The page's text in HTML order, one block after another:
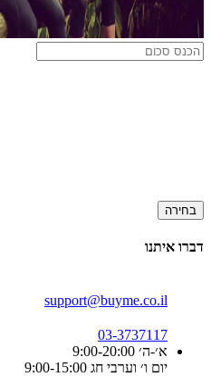
בחירה
דברו איתנו
support@buyme.co.il
03-3737117
א׳-ה׳ 9:00-20:00
יום ו׳ וערבי חג 9:00-15:00